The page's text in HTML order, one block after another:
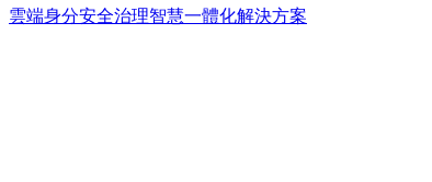
雲端身分安全治理智慧一體化解決方案